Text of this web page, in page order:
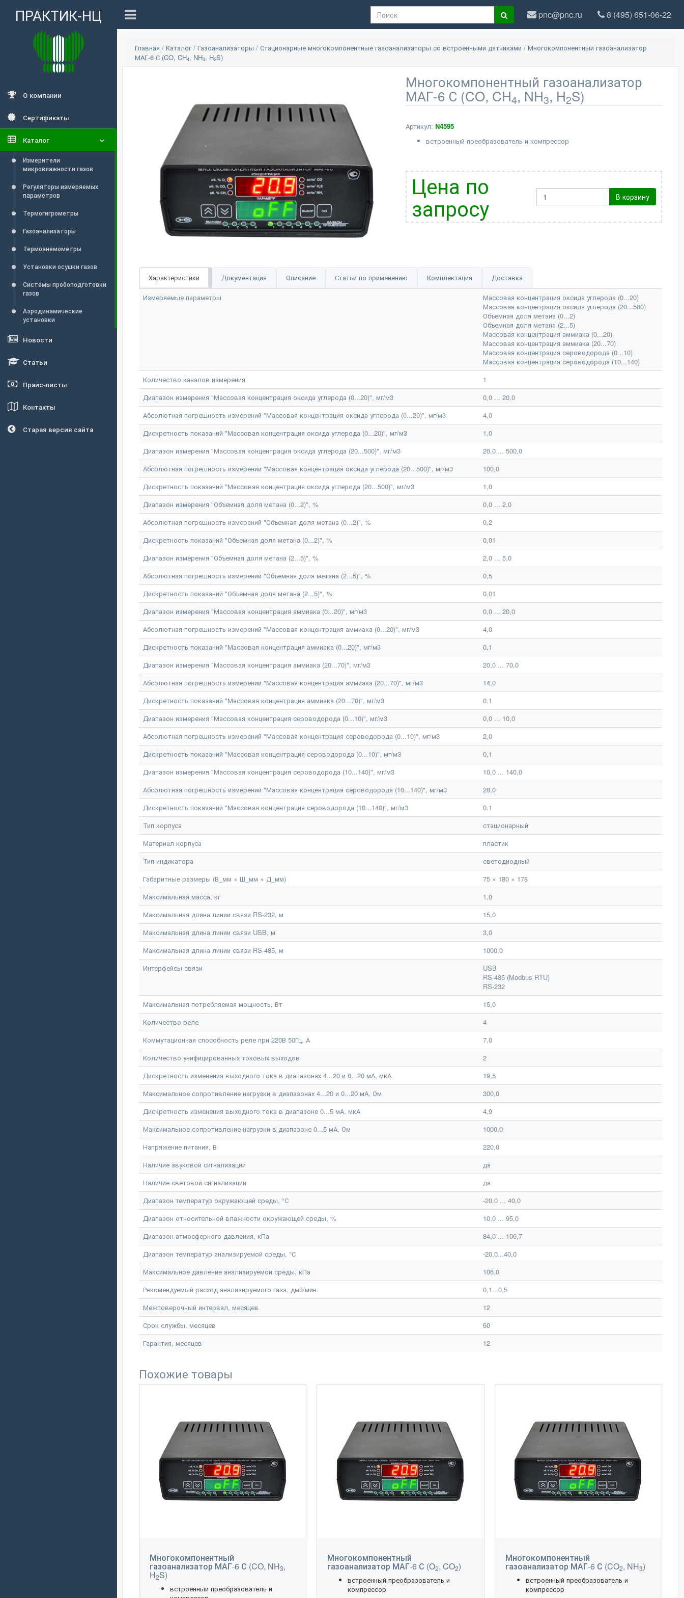
ПРАКТИК-НЦ
О компании
Сертификаты
Каталог
Измерители
микровлажности газов
Регуляторы измеряемых
параметров
Термогигрометры
Газоанализаторы
Термоанемометры
Установки осушки газов
Системы пробоподготовки
газов
Аэродинамические
установки
Новости
Статьи
Прайс-листы
Контакты
Старая версия сайта
8 (495) 651-06-22
pnc@pnc.ru
Главная / Каталог/ Газоанализаторы / Стационарные многокомпонентные газоанализаторы со встроенными датчиками / Многокомпонентный газоанализатор
МАГ-6 С (CO, CH4, NH3, H2S)
Многокомпонентный газоанализатор
МАГ-6 С (CO, CH4, NH3, H2S)
Артикул: N4595
встроенный преобразователь и компрессор
Цена по
запросу В корзину
Характеристики Документация Описание Статьи по применению Комплектация Доставка
Измеряемые параметры
Массовая концентрация оксида углерода (0...20)
Массовая концентрация оксида углерода (20...500)
Объемная доля метана (0...2)
Объемная доля метана (2...5)
Массовая концентрация аммиака (0...20)
Массовая концентрация аммиака (20...70)
Массовая концентрация сероводорода (0...10)
Массовая концентрация сероводорода (10...140)
Количество каналов измерения
1
Диапазон измерения "Массовая концентрация оксида углерода (0...20)", мг/м3
0,0 ... 20,0
Абсолютная погрешность измерений "Массовая концентрация оксида углерода (0...20)", мг/м3
4,0
Дискретность показаний "Массовая концентрация оксида углерода (0...20)", мг/м3
1,0
Диапазон измерения "Массовая концентрация оксида углерода (20...500)", мг/м3
20,0 ... 500,0
Абсолютная погрешность измерений "Массовая концентрация оксида углерода (20...500)", мг/м3
100,0
Дискретность показаний "Массовая концентрация оксида углерода (20...500)", мг/м3
1,0
Диапазон измерения "Объемная доля метана (0...2)", %
0,0 ... 2,0
Абсолютная погрешность измерений "Объемная доля метана (0...2)", %
0,2
Дискретность показаний "Объемная доля метана (0...2)", %
0,01
Диапазон измерения "Объемная доля метана (2...5)", %
2,0 ... 5,0
Абсолютная погрешность измерений "Объемная доля метана (2...5)", %
0,5
Дискретность показаний "Объемная доля метана (2...5)", %
0,01
Диапазон измерения "Массовая концентрация аммиака (0...20)", мг/м3
0,0 ... 20,0
Абсолютная погрешность измерений "Массовая концентрация аммиака (0...20)", мг/м3
4,0
Дискретность показаний "Массовая концентрация аммиака (0...20)", мг/м3
0,1
Диапазон измерения "Массовая концентрация аммиака (20...70)", мг/м3
20,0 ... 70,0
Абсолютная погрешность измерений "Массовая концентрация аммиака (20...70)", мг/м3
14,0
Дискретность показаний "Массовая концентрация аммиака (20...70)", мг/м3
0,1
Диапазон измерения "Массовая концентрация сероводорода (0...10)", мг/м3
0,0 ... 10,0
Абсолютная погрешность измерений "Массовая концентрация сероводорода (0...10)", мг/м3
2,0
Дискретность показаний "Массовая концентрация сероводорода (0...10)", мг/м3
0,1
Диапазон измерения "Массовая концентрация сероводорода (10...140)", мг/м3
10,0 ... 140,0
Абсолютная погрешность измерений "Массовая концентрация сероводорода (10...140)", мг/м3
28,0
Дискретность показаний "Массовая концентрация сероводорода (10...140)", мг/м3
0,1
Тип корпуса
стационарный
Материал корпуса
пластик
Тип индикатора
светодиодный
Габаритные размеры (В_мм × Ш_мм × Д_мм)
75 × 180 × 178
Максимальная масса, кг
1,0
Максимальная длина линии связи RS-232, м
15,0
Максимальная длина линии связи USB, м
3,0
Максимальная длина линии связи RS-485, м
1000,0
Интерфейсы связи
USB
RS-485 (Modbus RTU)
RS-232
Максимальная потребляемая мощность, Вт
15,0
Количество реле
4
Коммутационная способность реле при 220В 50Гц, А
7,0
Количество унифицированных токовых выходов
2
Дискретность изменения выходного тока в диапазонах 4...20 и 0...20 мА, мкА
19,5
Максимальное сопротивление нагрузки в диапазонах 4...20 и 0...20 мА, Ом
300,0
Дискретность изменения выходного тока в диапазоне 0...5 мА, мкА
4,9
Максимальное сопротивление нагрузки в диапазоне 0...5 мА, Ом
1000,0
Напряжение питания, В
220,0
Наличие звуковой сигнализации
да
Наличие световой сигнализации
да
Диапазон температур окружающей среды, °С
-20,0 ... 40,0
Диапазон относительной влажности окружающей среды, %
10,0 ... 95,0
Диапазон атмосферного давления, кПа
84,0 ... 106,7
Диапазон температур анализируемой среды, °С
-20,0...40,0
Максимальное давление анализируемой среды, кПа
106,0
Рекомендуемый расход анализируемого газа, дм3/мин
0,1...0,5
Межповерочный интервал, месяцев
12
Срок службы, месяцев
60
Гарантия, месяцев
12
Похожие товары
Многокомпонентный
газоанализатор МАГ-6 С (CO, NH3,
H2S)
встроенный преобразователь и
Многокомпонентный
газоанализатор МАГ-6 С (O2, CO2)
встроенный преобразователь и
компрессор
Многокомпонентный
газоанализатор МАГ-6 С (CO2, NH3)
встроенный преобразователь и
компрессор